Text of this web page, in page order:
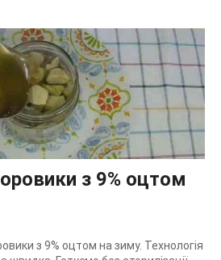
з 9% оцтом
з 9% оцтом на зиму. Технологія